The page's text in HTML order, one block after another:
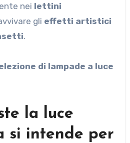
nei lettini
gli effetti artistici
.
di lampade a luce
la luce
si intende per